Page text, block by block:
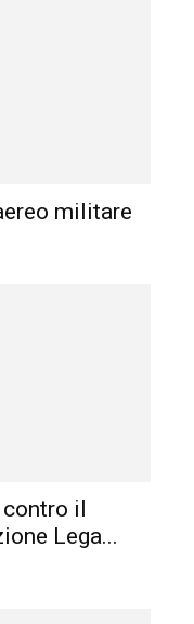
militare
contro il
Lega...